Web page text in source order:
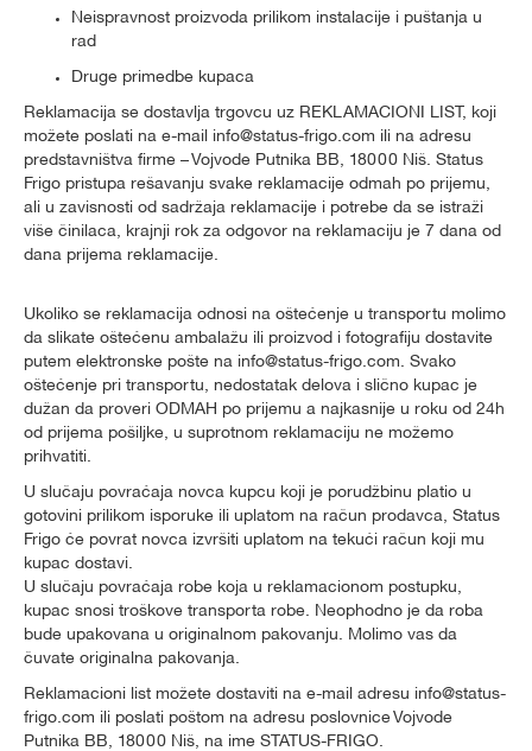
Neispravnost proizvoda prilikom instalacije i puštanja u
rad
Druge primedbe kupaca
Reklamacija se dostavlja trgovcu uz REKLAMACIONI LIST, koji
možete poslati na e-mail info@status-frigo.com ili na adresu
predstavništva firme – Vojvode Putnika BB, 18000 Niš. Status
Frigo pristupa rešavanju svake reklamacije odmah po prijemu,
ali u zavisnosti od sadržaja reklamacije i potrebe da se istraži
više činilaca, krajnji rok za odgovor na reklamaciju je 7 dana od
dana prijema reklamacije.
Ukoliko se reklamacija odnosi na oštećenje u transportu molimo
da slikate oštećenu ambalažu ili proizvod i fotografiju dostavite
putem elektronske pošte na info@status-frigo.com. Svako
oštećenje pri transportu, nedostatak delova i slično kupac je
dužan da proveri ODMAH po prijemu a najkasnije u roku od 24h
od prijema pošiljke, u suprotnom reklamaciju ne možemo
prihvatiti.
U slučaju povraćaja novca kupcu koji je porudžbinu platio u
gotovini prilikom isporuke ili uplatom na račun prodavca, Status
Frigo će povrat novca izvršiti uplatom na tekući račun koji mu
kupac dostavi.
U slučaju povraćaja robe koja u reklamacionom postupku,
kupac snosi troškove transporta robe. Neophodno je da roba
bude upakovana u originalnom pakovanju. Molimo vas da
čuvate originalna pakovanja.
Reklamacioni list možete dostaviti na e-mail adresu info@status-
frigo.com ili poslati poštom na adresu poslovnice Vojvode
Putnika BB, 18000 Niš, na ime STATUS-FRIGO.